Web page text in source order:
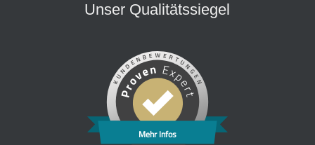
Unser Qualitätssiegel
Mehr Infos